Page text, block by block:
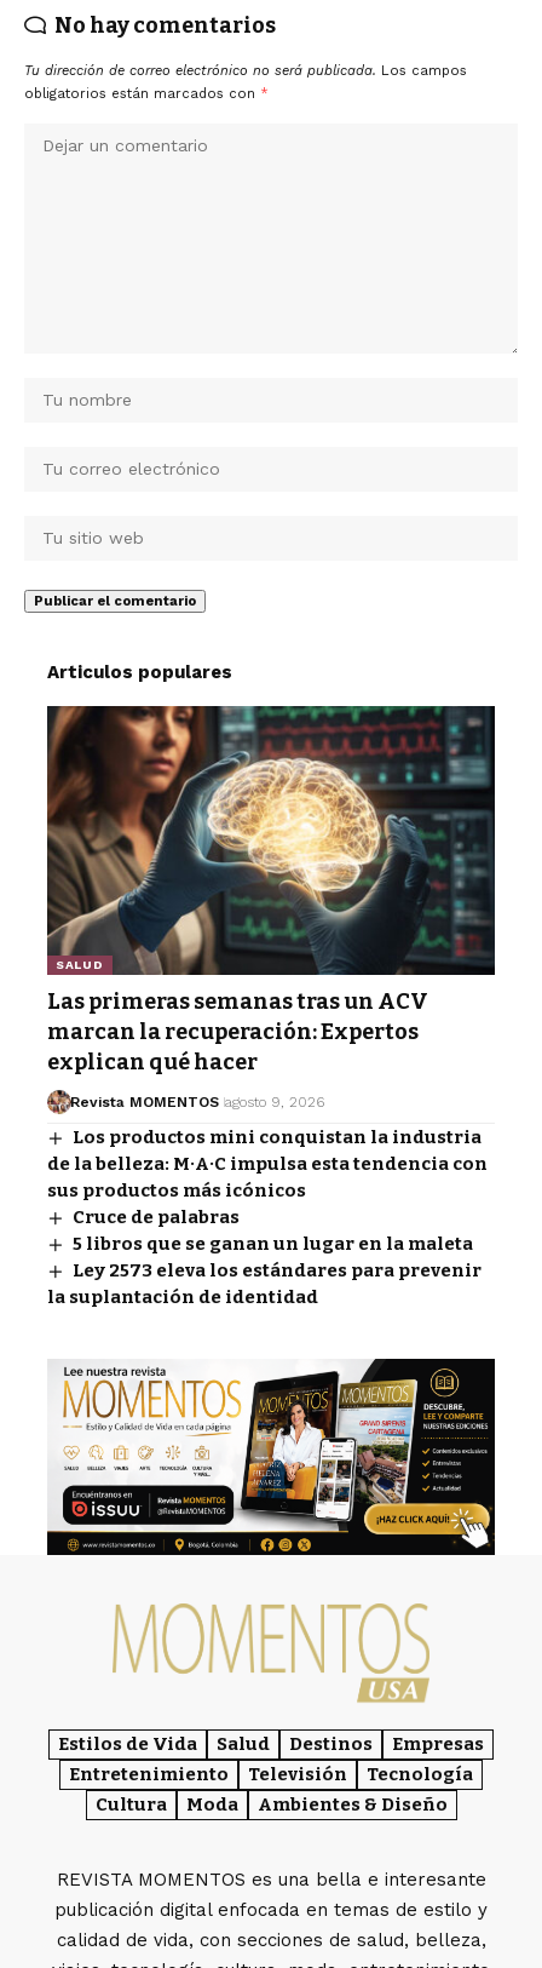
No hay comentarios
Tu dirección de correo electrónico no será publicada. Los campos
obligatorios están marcados con *
Articulos populares
SALUD
Las primeras semanas tras un ACV
marcan la recuperación: Expertos
explican qué hacer
Revista MOMENTOS agosto 9, 2026
Los productos mini conquistan la industria
de la belleza: M·A·C impulsa esta tendencia con
sus productos más icónicos
Cruce de palabras
5 libros que se ganan un lugar en la maleta
Ley 2573 eleva los estándares para prevenir
la suplantación de identidad
Estilos de Vida Salud Destinos
Empresas
Entretenimiento
Televisión
Tecnología
Cultura
Moda Ambientes & Diseño
REVISTA MOMENTOS es una bella e interesante
publicación digital enfocada en temas de estilo y
calidad de vida, con secciones de salud, belleza,